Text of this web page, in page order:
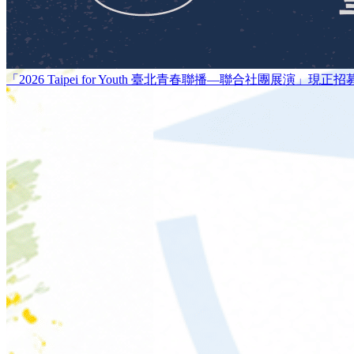
「2026 Taipei for Youth 臺北青春聯播—聯合社團展演」現正招